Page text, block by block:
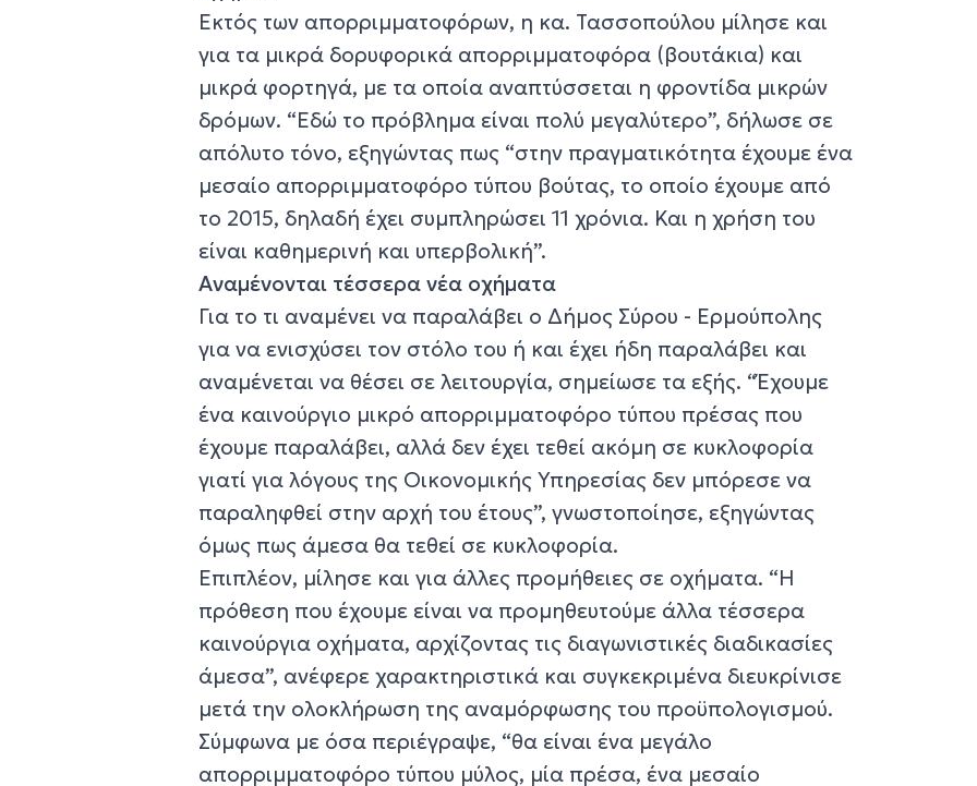
Εκτός των απορριμματοφόρων, η κα. Τασσοπούλου μίλησε και
για τα μικρά δορυφορικά απορριμματοφόρα (βουτάκια) και
μικρά φορτηγά, με τα οποία αναπτύσσεται η φροντίδα μικρών
δρόμων. “Εδώ το πρόβλημα είναι πολύ μεγαλύτερο”, δήλωσε σε
απόλυτο τόνο, εξηγώντας πως “στην πραγματικότητα έχουμε ένα
μεσαίο απορριμματοφόρο τύπου βούτας, το οποίο έχουμε από
το 2015, δηλαδή έχει συμπληρώσει 11 χρόνια. Και η χρήση του
είναι καθημερινή και υπερβολική”.
Αναμένονται τέσσερα νέα οχήματα
Για το τι αναμένει να παραλάβει ο Δήμος Σύρου - Ερμούπολης
για να ενισχύσει τον στόλο του ή και έχει ήδη παραλάβει και
αναμένεται να θέσει σε λειτουργία, σημείωσε τα εξής. “Έχουμε
ένα καινούργιο μικρό απορριμματοφόρο τύπου πρέσας που
έχουμε παραλάβει, αλλά δεν έχει τεθεί ακόμη σε κυκλοφορία
γιατί για λόγους της Οικονομικής Υπηρεσίας δεν μπόρεσε να
παραληφθεί στην αρχή του έτους”, γνωστοποίησε, εξηγώντας
όμως πως άμεσα θα τεθεί σε κυκλοφορία.
Επιπλέον, μίλησε και για άλλες προμήθειες σε οχήματα. “Η
πρόθεση που έχουμε είναι να προμηθευτούμε άλλα τέσσερα
καινούργια οχήματα, αρχίζοντας τις διαγωνιστικές διαδικασίες
άμεσα”, ανέφερε χαρακτηριστικά και συγκεκριμένα διευκρίνισε
μετά την ολοκλήρωση της αναμόρφωσης του προϋπολογισμού.
Σύμφωνα με όσα περιέγραψε, “θα είναι ένα μεγάλο
απορριμματοφόρο τύπου μύλος, μία πρέσα, ένα μεσαίο